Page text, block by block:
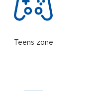
Teens zone